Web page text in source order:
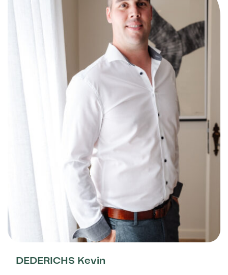
DEDERICHS Kevin